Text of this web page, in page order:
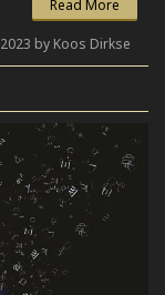
Read More
by Koos Dirkse